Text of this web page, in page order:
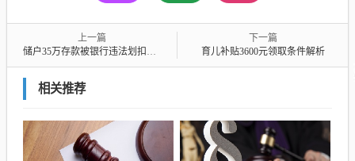
上一篇
储户35万存款被银行违法划扣，如何追责？
下一篇
育儿补贴3600元领取条件解析
相关推荐